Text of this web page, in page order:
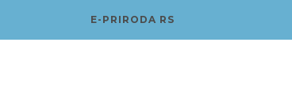
E-PRIRODA RS